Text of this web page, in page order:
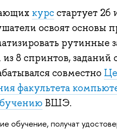
курсстартует 26
освоят основы
рутинные
8 спринтов, заданий
совместно
факультета
ВШЭ.
обучение, получат